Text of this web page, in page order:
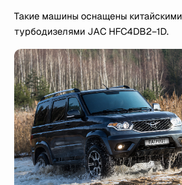
Такие машины оснащены китайскими
турбодизелями JAC HFC4DB2−1D.